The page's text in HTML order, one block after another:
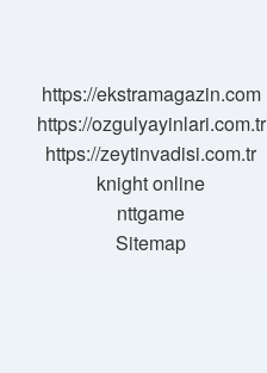
https://ekstramagazin.com
https://ozgulyayinlari.com.tr
https://zeytinvadisi.com.tr
knight online
nttgame
Sitemap